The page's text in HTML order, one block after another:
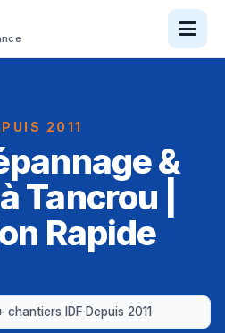
2011
&
Tancrou |
Rapide
chantiers IDF·Depuis 2011